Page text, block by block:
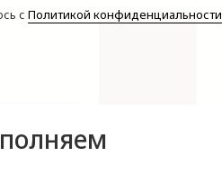
с Политикой конфиденциальности